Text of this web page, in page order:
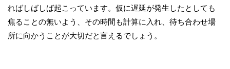
ればしばしば起こっています。仮に遅延が発生したとしても
焦ることの無いよう、その時間も計算に入れ、待ち合わせ場
所に向かうことが大切だと言えるでしょう。